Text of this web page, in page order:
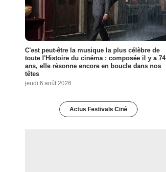
C'est peut-être la musique la plus célèbre de
toute l'Histoire du cinéma : composée il y a 74
ans, elle résonne encore en boucle dans nos
têtes
jeudi 6 août 2026
Actus Festivals Ciné